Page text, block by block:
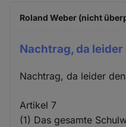
Roland Weber (nicht
Nachtrag, da leider
Nachtrag, da leider
Artikel 7
(1) Das gesamte